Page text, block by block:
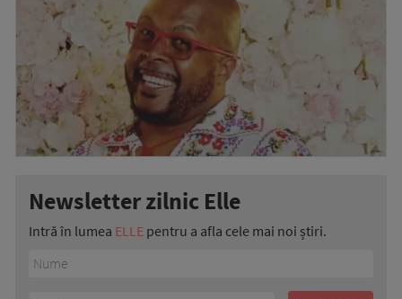
Newsletter zilnic Elle
Intră în lumea ELLE pentru a afla cele mai noi știri.